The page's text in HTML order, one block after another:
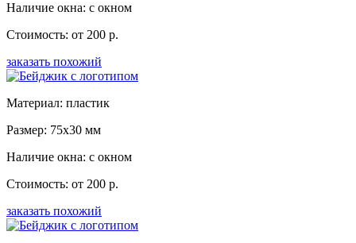
Наличие окна: с окном
Стоимость: от 200 р.
заказать похожий
Материал: пластик
Размер: 75x30 мм
Наличие окна: с окном
Стоимость: от 200 р.
заказать похожий